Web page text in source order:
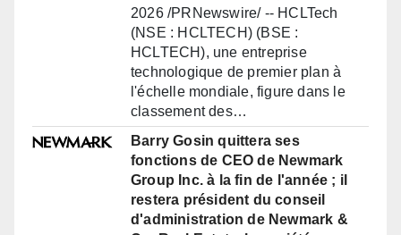
2026 /PRNewswire/ -- HCLTech
(NSE : HCLTECH) (BSE :
HCLTECH), une entreprise
technologique de premier plan à
l'échelle mondiale, figure dans le
classement des…
Barry Gosin quittera ses
fonctions de CEO de Newmark
Group Inc. à la fin de l'année ; il
restera président du conseil
d'administration de Newmark &